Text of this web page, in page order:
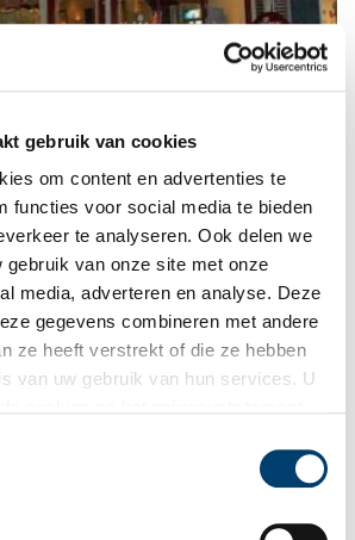
gebruik van cookies
om content en advertenties te
functies voor social media te bieden
te analyseren. Ook delen we
gebruik van onze site met onze
media, adverteren en analyse. Deze
gegevens combineren met andere
ze heeft verstrekt of die ze hebben
van uw gebruik van hun services. U
drogist Veltman is vandaag de dag een croissanterie
en Jan de Bruin
10/2011